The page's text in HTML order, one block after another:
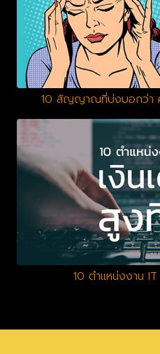
10 สัญญาณที่บ่งบอกว่า
10 ตำแหน่งงาน